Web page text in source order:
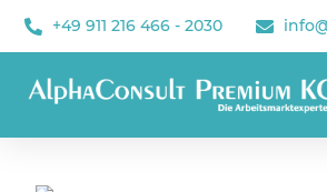
+49 911 216 466 - 2030